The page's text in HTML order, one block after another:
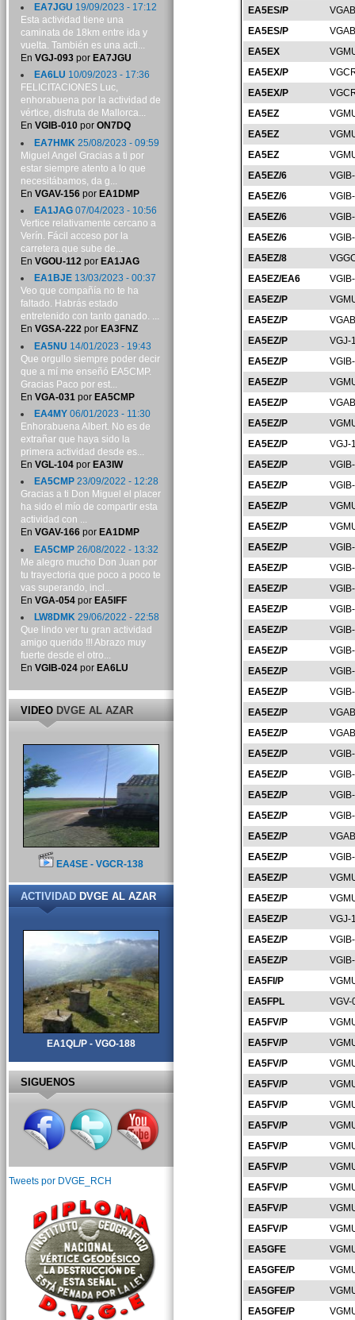
EA5ES/P
EA5ES/P
EA5EX
EA5EX/P
EA5EX/P
EA5EZ
EA5EZ
EA5EZ
EA5EZ/6
EA5EZ/6
EA5EZ/6
EA5EZ/6
EA5EZ/8
EA5EZ/EA6
EA5EZ/P
EA5EZ/P
EA5EZ/P
VGJ-
EA5EZ/P
EA5EZ/P
EA5EZ/P
EA5EZ/P
EA5EZ/P
VGJ-
EA5EZ/P
EA5EZ/P
EA5EZ/P
EA5EZ/P
EA5EZ/P
EA5EZ/P
EA5EZ/P
EA5EZ/P
EA5EZ/P
EA5EZ/P
EA5EZ/P
EA5EZ/P
EA5EZ/P
EA5EZ/P
EA5EZ/P
EA5EZ/P
EA5EZ/P
EA5EZ/P
EA5EZ/P
EA5EZ/P
EA5EZ/P
EA5EZ/P
EA5EZ/P
VGJ-
EA5EZ/P
EA5EZ/P
EA5FI/P
EA5FPL
VGV-
EA5FV/P
EA5FV/P
EA5FV/P
EA5FV/P
EA5FV/P
EA5FV/P
EA5FV/P
EA5FV/P
EA5FV/P
EA5FV/P
EA5FV/P
EA5GFE
EA5GFE/P
EA5GFE/P
EA5GFE/P
EA7JGU 19/09/2023 - 17:12
Esta actividad tiene una
caminata de 18km entre ida y
vuelta. También es una acti...
En VGJ-093por EA7JGU
EA6LU 10/09/2023 - 17:36
FELICITACIONES Luc,
enhorabuena por la actividad de
vértice, disfruta de Mallorca...
En VGIB-010por ON7DQ
EA7HMK 25/08/2023 - 09:59
Miguel Angel Gracias a ti por
estar siempre atento a lo que
necesitábamos, da g...
En VGAV-156por EA1DMP
EA1JAG07/04/2023 - 10:56
Vertice relativamente cercano a
Verín. Fácil acceso por la
carretera que sube de...
En VGOU-112por EA1JAG
EA1BJE13/03/2023 - 00:37
Veo que compañía no te ha
faltado. Habrás estado
entretenido con tanto ganado. ...
En VGSA-222por EA3FNZ
EA5NU 14/01/2023 - 19:43
Que orgullo siempre poder decir
que a mí me enseñó EA5CMP.
Gracias Paco por est...
En VGA-031 por EA5CMP
EA4MY06/01/2023 - 11:30
Enhorabuena Albert. No es de
extrañar que haya sido la
primera actividad desde es...
En VGL-104por EA3IW
EA5CMP23/09/2022 - 12:28
Gracias a ti Don Miguel el placer
ha sido el mío de compartir esta
actividad con ...
En VGAV-166por EA1DMP
EA5CMP26/08/2022 - 13:32
Me alegro mucho Don Juan por
tu trayectoria que poco a poco te
vas superando, incl...
En VGA-054por EA5IFF
LW8DMK29/06/2022 - 22:58
Que lindo ver tu gran actividad
amigo querido !!! Abrazo muy
fuerte desde el otro...
En VGIB-024por EA6LU
VIDEODVGE AL AZAR
EA4SE - VGCR-138
ACTIVIDADDVGE AL AZAR
EA1QL/P - VGO-188
SIGUENOS
Tweets por DVGE_RCH